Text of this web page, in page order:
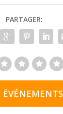
PARTAGER:
ÉVÉNEMENTS